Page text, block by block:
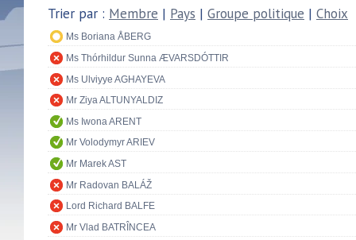
Trier par : Membre | Pays | Groupe politique | Choix
Ms Boriana ÅBERG
Ms Thórhildur Sunna ÆVARSDÓTTIR
Ms Ulviyye AGHAYEVA
Mr Ziya ALTUNYALDIZ
Ms Iwona ARENT
Mr Volodymyr ARIEV
Mr Marek AST
Mr Radovan BALÁŽ
Lord Richard BALFE
Mr Vlad BATRÎNCEA